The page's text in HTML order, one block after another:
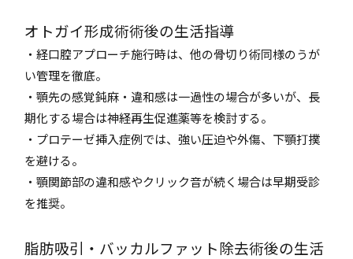
オトガイ形成術術後の生活指導
・経口腔アプローチ施行時は、他の骨切り術同様のうが
い管理を徹底。
・顎先の感覚鈍麻・違和感は一過性の場合が多いが、長
期化する場合は神経再生促進薬等を検討する。
・プロテーゼ挿入症例では、強い圧迫や外傷、下顎打撲
を避ける。
・顎関節部の違和感やクリック音が続く場合は早期受診
を推奨。
脂肪吸引・バッカルファット除去術後の生活